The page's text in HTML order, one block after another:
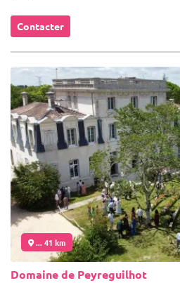
Contacter
... 41 km
Domaine de Peyreguilhot